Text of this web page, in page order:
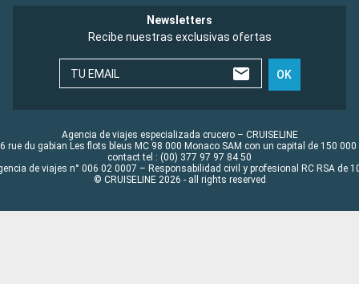
Newsletters
Recibe nuestras exclusivas ofertas
TU EMAIL OK
Agencia de viajes especializada crucero – CRUISELINE
rue du gabian Les flots bleus MC 98 000 Monaco SAM con un capital de 150 000
contact tel : (00) 377 97 97 84 50
de viajes n° 006 02 0007 – Responsabilidad civil y profesional RC RSA de
© CRUISELINE 2026 - all rights reserved